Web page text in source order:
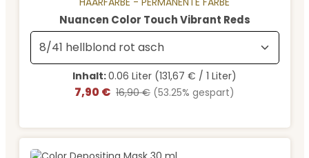
Nuancen Color Touch Vibrant Reds
Inhalt:0.06 Liter (131,67 € / 1 Liter)
Verkaufspreis:
7,90 € Regulärer Preis:
16,90 € (53.25% gespart)